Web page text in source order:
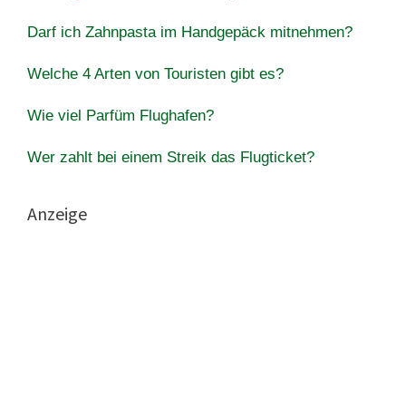
Darf ich Zahnpasta im Handgepäck mitnehmen?
Welche 4 Arten von Touristen gibt es?
Wie viel Parfüm Flughafen?
Wer zahlt bei einem Streik das Flugticket?
Anzeige